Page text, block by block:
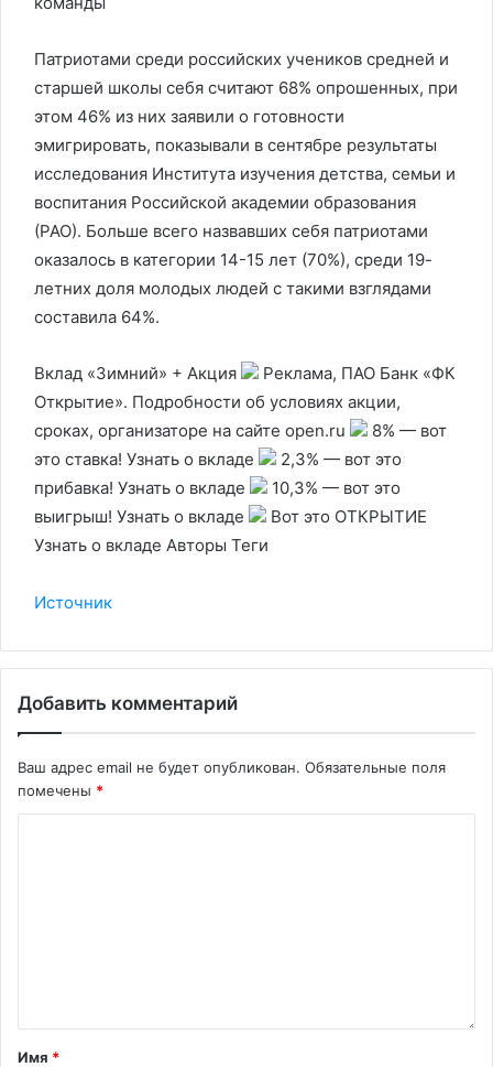
Патриотами среди российских учеников средней и
старшей школы себя считают 68% опрошенных, при
этом 46% из них заявили о готовности
эмигрировать, показывали в сентябре результаты
исследования Института изучения детства, семьи и
воспитания Российской академии образования
(РАО). Больше всего назвавших себя патриотами
оказалось в категории 14-15 лет (70%), среди 19-
летних доля молодых людей с такими взглядами
составила 64%.
Вклад «Зимний» + Акция
Реклама, ПАО Банк «ФК
Открытие». Подробности об условиях акции,
сроках, организаторе на сайте open.ru
8% — вот
это ставка! Узнать о вкладе
2,3% — вот это
прибавка! Узнать о вкладе
10,3% — вот это
выигрыш! Узнать о вкладе
Вот это ОТКРЫТИЕ
Узнать о вкладе Авторы Теги
Источник
Добавить комментарий
Ваш адрес email не будет опубликован. Обязательные поля
помечены *
Имя *